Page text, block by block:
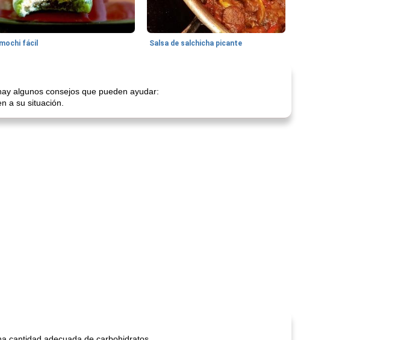
mochi fácil Salsa de salchicha picante
algunos consejos que pueden ayudar:
a su situación.